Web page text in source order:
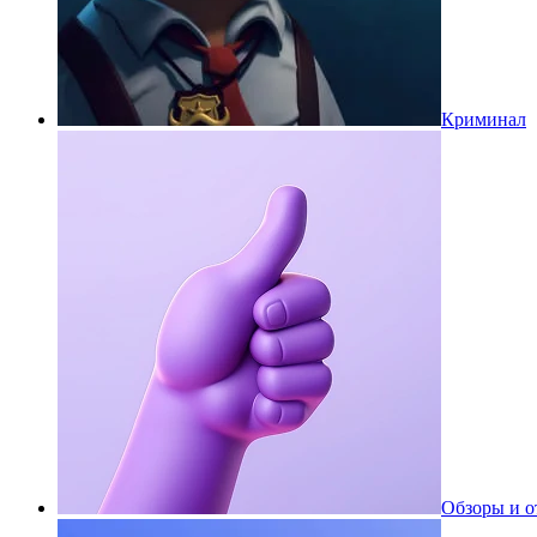
Криминал
Обзоры и